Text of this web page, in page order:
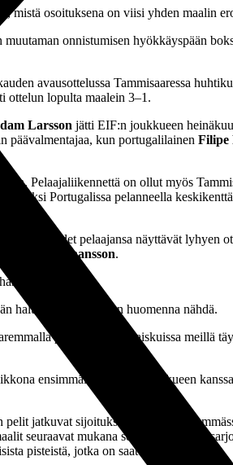
mistä osoituksena on viisi yhden maalin
onnistumisen hyökkäyspään
avausottelussa Tammisaaressa
ottelun lopulta maalein 3–1.
Larsson jätti EIF:n joukkueen
päävalmentajaa, kun portugalilainen Filipe
. Pelaajaliikennettä on ollut myös
viimeksi Portugalissa pelanneella
uudet pelaajansa näyttävät lyhyen
Jonatan Johansson.
ennakoi.
haluaa joukkueeltaan huomenna nähdä.
prosentilla. Vastaiskuissa meillä
ensimmäisen kerran joukkueen
jatkuvat sijoituksesta riippuen
seuraavat mukana sellaisenaan
pisteistä, jotka on saatu jatkosarjoissa.